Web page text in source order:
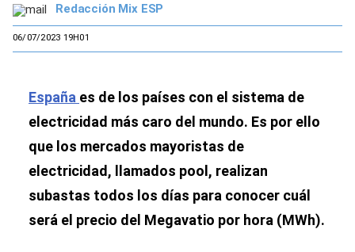
Redacción Mix ESP
06/07/2023 19H01
España es de los países con el sistema de
electricidad más caro del mundo. Es por ello
que los mercados mayoristas de
electricidad, llamados pool, realizan
subastas todos los días para conocer cuál
será el precio del Megavatio por hora (MWh).